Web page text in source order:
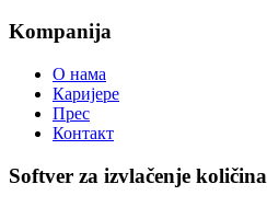
Kompanija
О нама
Каријере
Прес
Контакт
Softver za izvlačenje količina